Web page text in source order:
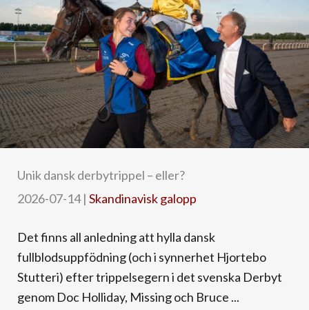
Unik dansk derbytrippel – eller?
2026-07-14| Skandinavisk galopp
Det finns all anledning att hylla dansk
fullblodsuppfödning (och i synnerhet Hjortebo
Stutteri) efter trippelsegern i det svenska Derbyt
genom Doc Holliday, Missing och Bruce ...